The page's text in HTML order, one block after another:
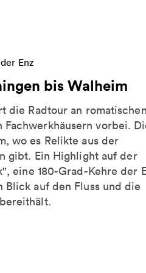
Enz
bis Walheim
die Radtour an
Fachwerkhäusern vorbei.
wo es Relikte aus der
gibt. Ein Highlight auf der
eine 180-Grad-Kehre der
auf den Fluss und die
von Vaihingen bis